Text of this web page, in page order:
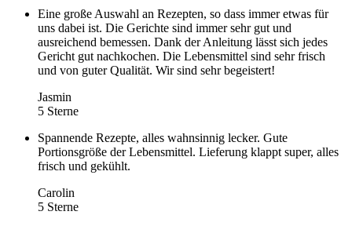
Eine große Auswahl an Rezepten, so dass immer etwas für
uns dabei ist. Die Gerichte sind immer sehr gut und
ausreichend bemessen. Dank der Anleitung lässt sich jedes
Gericht gut nachkochen. Die Lebensmittel sind sehr frisch
und von guter Qualität. Wir sind sehr begeistert!
Jasmin
5 Sterne
Spannende Rezepte, alles wahnsinnig lecker. Gute
Portionsgröße der Lebensmittel. Lieferung klappt super, alles
frisch und gekühlt.
Carolin
5 Sterne